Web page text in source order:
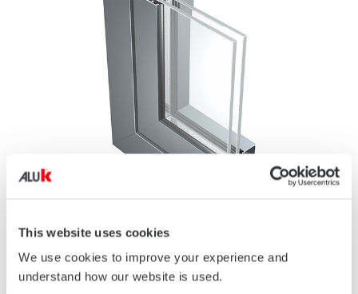
This website uses cookies
We use cookies to improve your experience and
understand how our website is used.